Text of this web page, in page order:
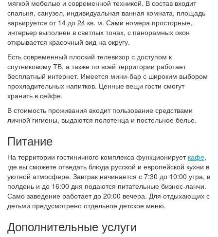
мягкой мебелью и современной техникой. В состав входит
спальня, санузел, индивидуальная ванная комната, площадь
варьируется от 14 до 24 кв. м. Сами номера просторные,
интерьер выполнен в светлых тонах, с панорамных окон
открывается красочный вид на округу.
Есть современный плоский телевизор с доступом к
спутниковому ТВ, а также по всей территории работает
бесплатный интернет. Имеется мини-бар с широким выбором
прохладительных напитков. Ценные вещи гости смогут
хранить в сейфе.
В стоимость проживания входит пользование средствами
личной гигиены, выдаются полотенца и постельное белье.
Питание
На территории гостиничного комплекса функционирует кафе,
где вы сможете отведать блюда русской и европейской кухни в
уютной атмосфере. Завтрак начинается с 7:30 до 10:00 утра, в
полдень и до 16:00 дня подаются питательные бизнес-ланчи.
Само заведение работает до 20:00 вечера. Для отдыхающих с
детьми предусмотрено отдельное детское меню.
Дополнительные услуги